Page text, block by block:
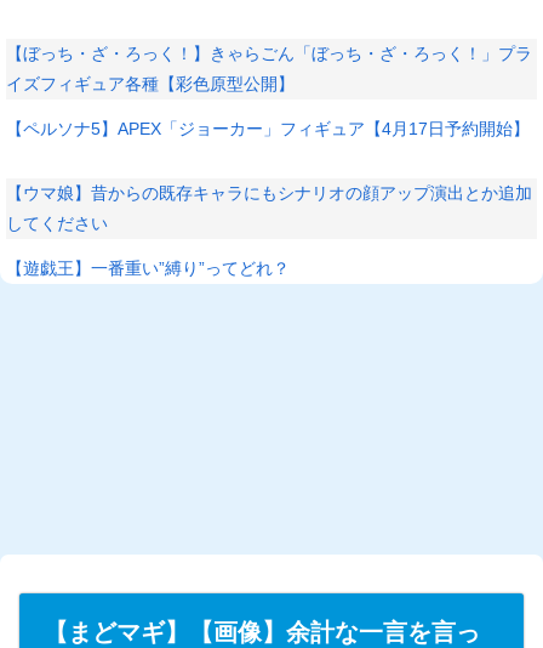
【ぼっち・ざ・ろっく！】きゃらごん「ぼっち・ざ・ろっく！」プラ
イズフィギュア各種【彩色原型公開】
【ペルソナ5】APEX「ジョーカー」フィギュア【4月17日予約開始】
【ウマ娘】昔からの既存キャラにもシナリオの顔アップ演出とか追加
してください
【遊戯王】一番重い”縛り”ってどれ？
【まどマギ】【画像】余計な一言を言っ